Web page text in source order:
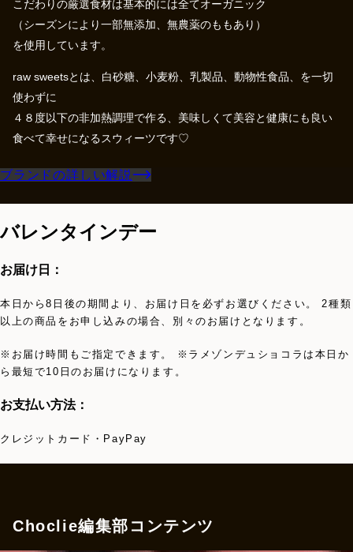
こだわりの厳選食材は基本的には全てオーガニック
（シーズンにより一部無添加、無農薬のももあり）
を使用しています。
raw sweetsとは、白砂糖、小麦粉、乳製品、動物性食品、を一切
使わずに
４８度以下の非加熱調理で作る、美味しくて美容と健康にも良い
食べて幸せになるスウィーツです♡
ブランドの詳しい解説
バレンタインデー
お届け日：
本日から8日後の期間より、お届け日を必ずお選びください。 2種類
以上の商品をお申し込みの場合、別々のお届けとなります。
※お届け時間もご指定できます。 ※ラメゾンデュショコラは本日か
ら最短で10日のお届けになります。
お支払い方法：
クレジットカード・PayPay
Choclie編集部コンテンツ